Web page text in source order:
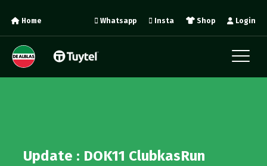
Home Login
Shop
Insta
Whatsapp
Update : DOK11 ClubkasRun